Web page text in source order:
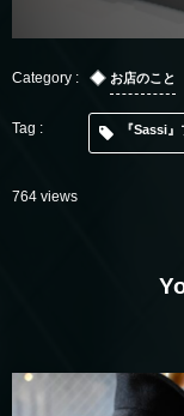
お店のこと
『Sassi
764 views